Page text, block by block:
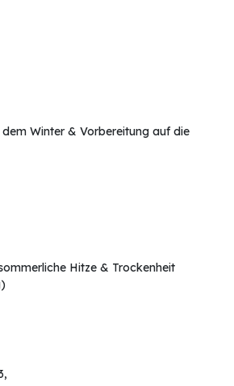
Winter & Vorbereitung auf die
Hitze & Trockenheit